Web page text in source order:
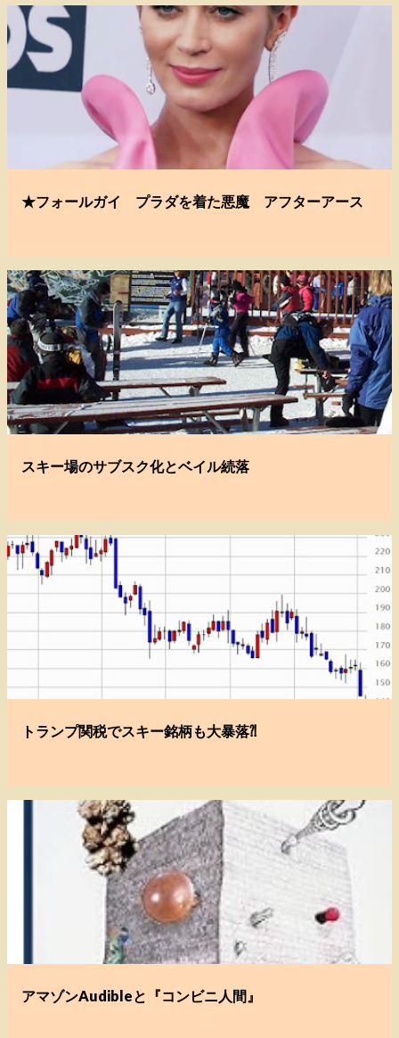
★フォールガイ プラダを着た悪魔 アフターアース
スキー場のサブスク化とベイル続落
トランプ関税でスキー銘柄も大暴落⁈
アマゾンAudibleと『コンビニ人間』